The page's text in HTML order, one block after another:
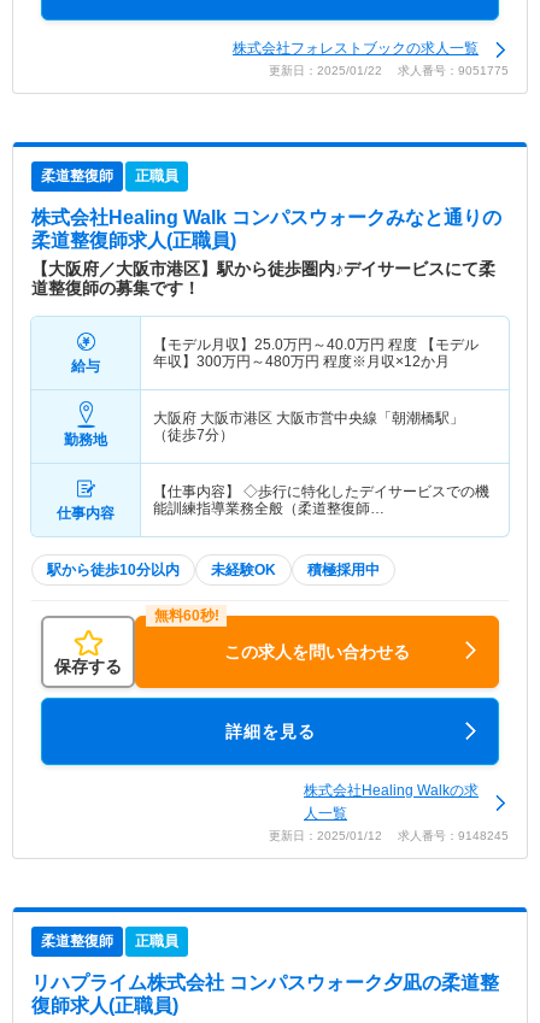
株式会社フォレストブックの求人一覧
更新日：2025/01/22 求人番号：9051775
柔道整復師 正職員
株式会社Healing Walk コンパスウォークみなと通りの
柔道整復師求人(正職員)
【大阪府／大阪市港区】駅から徒歩圏内♪デイサービスにて柔
道整復師の募集です！
給与
【モデル月収】 25.0万円～40.0万円 程度 【モデル
年収】 300万円～480万円 程度※月収×12か月
勤務地
大阪府 大阪市港区 大阪市営中央線「朝潮橋駅」
（徒歩7分）
仕事内容
【仕事内容】 ◇歩行に特化したデイサービスでの機
能訓練指導業務全般（柔道整復師…
駅から徒歩10分以内 未経験OK 積極採用中
保存する
この求人を問い合わせる
詳細を見る
株式会社Healing Walkの求
人一覧
更新日：2025/01/12 求人番号：9148245
柔道整復師 正職員
リハプライム株式会社 コンパスウォーク夕凪の柔道整
復師求人(正職員)